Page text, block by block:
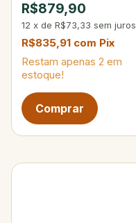
R$879,90
12 x de R$73,33 sem juros
R$835,91 com Pix
Restam apenas 2 em
estoque!